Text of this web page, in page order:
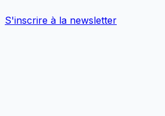
S'inscrire à la newsletter